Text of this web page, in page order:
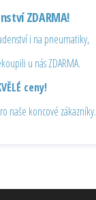
ZDARMA!
i na pneumatiky,
u nás ZDARMA.
ceny!
naše koncové zákazníky.